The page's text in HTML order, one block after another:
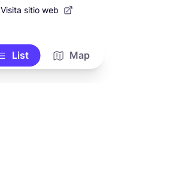
Visita sitio web
List Map